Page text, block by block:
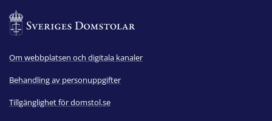
Om webbplatsen och digitala kanaler
Behandling av personuppgifter
Tillgänglighet för domstol.se